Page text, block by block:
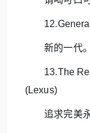
新的一代。
13.The
(Lexus)
追求完美永